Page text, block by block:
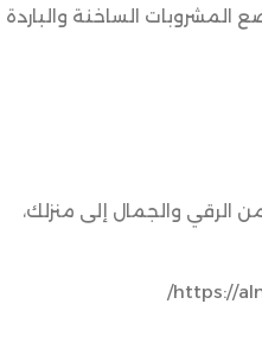
المشروبات الساخنة والباردة
الرقي والجمال إلى منزلك،